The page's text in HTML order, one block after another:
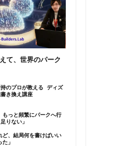
て、世界のパーク
のプロが教える ディズ
き換え講座
もっと頻繁にパークへ行
りない」
ど、結局何を書けばいい
」